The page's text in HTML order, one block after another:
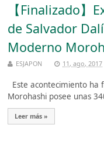
【Finalizado】
de Salvador
Moderno
ESJAPON 11, ago, 2017
Este acontecimiento
Morohashi posee unas
Leer más »